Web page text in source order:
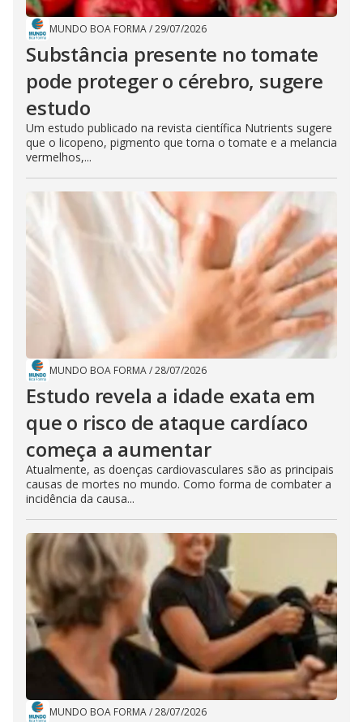
MUNDO BOA FORMA/29/07/2026
Substância presente no tomate
pode proteger o cérebro, sugere
estudo
Um estudo publicado na revista científica Nutrients sugere
que o licopeno, pigmento que torna o tomate e a melancia
vermelhos,...
MUNDO BOA FORMA/28/07/2026
Estudo revela a idade exata em
que o risco de ataque cardíaco
começa a aumentar
Atualmente, as doenças cardiovasculares são as principais
causas de mortes no mundo. Como forma de combater a
incidência da causa...
MUNDO BOA FORMA/28/07/2026